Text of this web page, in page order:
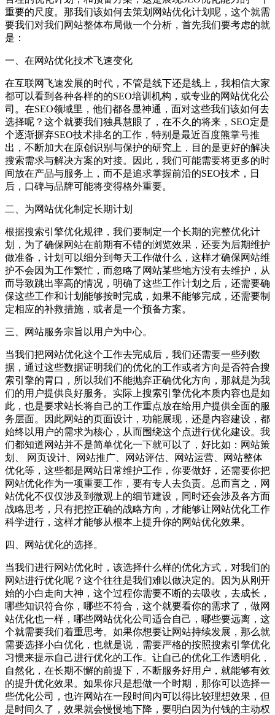
重要的尺度。那我们该如何去策划网站优化计划呢，这个就需
要我们对我们网站整体布局做一个分析，首先我们要考虑的就
是：
一、在网站优化技术飞速变化
在互联网飞速发展的时代，不管是线下还是线上，我相信大家
都可以看到各种各样的的SEO培训机构，或专业的网站优化公
司。在SEO领域里，他们都各显神通，面对这些我们该如何去
选择呢？这个就要我们独具慧眼了，在不久的将来，SEO定是
个逐渐摒弃SEO技术排名的工作，特别是最近百度熊掌号推
出，不断加大在原创识别与保护的研究上，目的是更好的解决
搜索需求与解决方案的对接。因此，我们可能需要将更多的时
间放在产品与服务上，而不是追求掌握前沿的SEO技术，日
后，口碑与品牌可能将变得格外重要。
二、为网站优化制定长期计划
根据搜索引擎优化规律，我们要制定一个长期的完整优化计
划，为了确保网站在前期有不错的浏览效果，还要为后期维护
做准备，计划可以细分到每天工作做什么，这样才确保网站维
护不会因为工作繁忙，而忽略了网站某些地方没有去维护，从
而导致跳出率高的情况，明确了这些工作计划之后，还需要确
保这些工作和计划能够按时完成，如果不能够完成，还需要制
定相应的补救措施，或者是一个预备方案。
三、网站服务宗旨以用户为中心。
当我们把网站优化这个工作去完成后，我们还需要一些列数
据，通过这些数据证明我们的优化的工作或者方向是否符合搜
索引擎的胃口，所以我们不能抛弃正确优化方向，那就是为我
们的用户提供良好服务。实际上搜索引擎优化本质内容也是如
此，也是要求站长将自己的工作重点放在给用户提供全面的服
务层面。因此网站的页面设计，功能展现，还是内容建设，都
始终以用户的需求为核心，从而围绕这个点进行优化建设。我
们都知道网站并不是简单优化一下就可以了，好比如：网站策
划、 网页设计、网站推广、网站评估、网站运营、网站整体
优化等，这些都是网站日常维护工作，你要做好，还需要你把
网站优化作为一项重要工作，要有专人去负责。总而言之，网
站优化不仅仅涉及到微观上的细节建设，同时还会涉及各方面
战略思考，只有把控正确的战略方向，才能够让网站优化工作
科学进行，这样才能够从根本上提升你的网站优化效果。
四、网站优化的选择。
当我们进行网站优化时，该选择什么样的优化方式，对我们的
网站进行优化呢？这个往往是我们难以做决定的。因为从刚开
始的小白走向大神，这个过程你需要不断的去吸收，去成长，
哪些知识符合你，哪些不符合，这个就要看你的需求了，做网
站优化也一样，哪些网站优化公司适合自己，哪些要远离，这
个就需要我们着重思考。如果你想要让网站持续发展，那么就
需要选择小白优化，也就是说，需要严格的按照搜索引擎优化
习惯来提示自己进行优化的工作。让自己的优化工作透明化，
自然化，在长期不懈的前提下，不断服务好用户，就能够有效
的提升优化效果。如果你只是想做一个时期，那你可以选择一
些优化公司，也许网站在一段时间内可以得比较理想效果，但
是时间久了，效果就会慢慢地下降，要明白因为付钱的主动权